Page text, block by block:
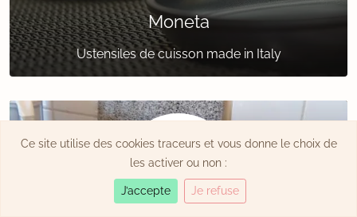
Moneta
Ustensiles de cuisson made in Italy
Ce site utilise des cookies traceurs et vous donne le choix de
les activer ou non :
J’accepte Je refuse